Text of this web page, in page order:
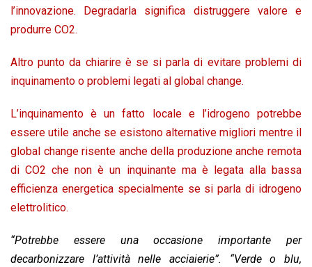
l’innovazione. Degradarla significa distruggere valore e
produrre CO2.
Altro punto da chiarire è se si parla di evitare problemi di
inquinamento o problemi legati al global change.
L’inquinamento è un fatto locale e l’idrogeno potrebbe
essere utile anche se esistono alternative migliori mentre il
global change risente anche della produzione anche remota
di CO2 che non è un inquinante ma è legata alla bassa
efficienza energetica specialmente se si parla di idrogeno
elettrolitico.
“Potrebbe essere una occasione importante per
decarbonizzare l’attività nelle acciaierie”. “Verde o blu,